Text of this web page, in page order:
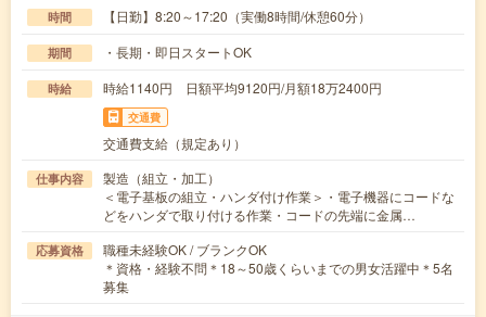
時間 【日勤】8:20～17:20（実働8時間/休憩60分）
期間 ・長期・即日スタートOK
時給 時給1140円 日額平均9120円/月額18万2400円
交通費
交通費支給（規定あり）
仕事内容
製造（組立・加工）
＜電子基板の組立・ハンダ付け作業＞・電子機器にコードな
どをハンダで取り付ける作業・コードの先端に金属…
応募資格
職種未経験OK / ブランクOK
＊資格・経験不問＊18～50歳くらいまでの男女活躍中＊5名
募集